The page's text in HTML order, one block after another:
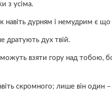
з усіма.
навіть дурням і немудрим є що
дратують дух твій.
взяти гору над тобою,
скромного; лише він один